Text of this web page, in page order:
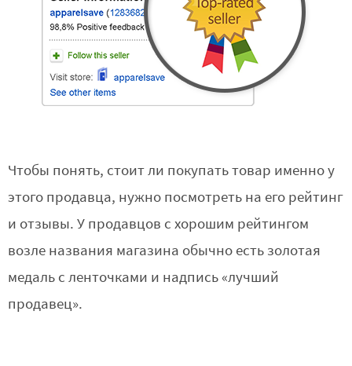
Чтобы понять, стоит ли покупать товар именно у
этого продавца, нужно посмотреть на его рейтинг
и отзывы. У продавцов с хорошим рейтингом
возле названия магазина обычно есть золотая
медаль с ленточками и надпись «лучший
продавец».